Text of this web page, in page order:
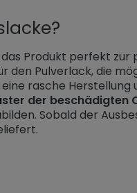
das Produkt perfekt
den Pulverlack, die
rasche Herstellung
der beschädigten
Sobald der